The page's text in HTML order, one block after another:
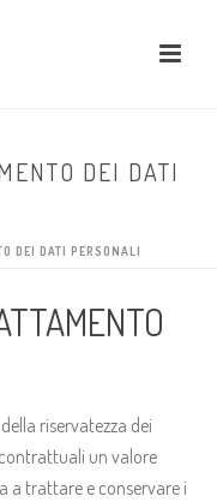
DEI DATI
DEI DATI PERSONALI
riservatezza dei
un valore
a trattare e conservare i